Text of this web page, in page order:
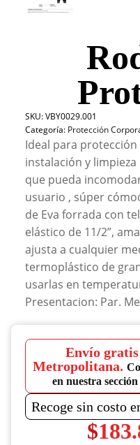
SKU:VBY0029.001
Categoría: Protección
Ideal para
instalación y
que pueda
usuario , súper
de Eva forrada con
elástico de 11/2”,
ajusta a cualquier
termoplástico de
usarlas en
Presentacion: Par.
Envío
Metropolitana.
en nuestra
Recoge sin costo
$